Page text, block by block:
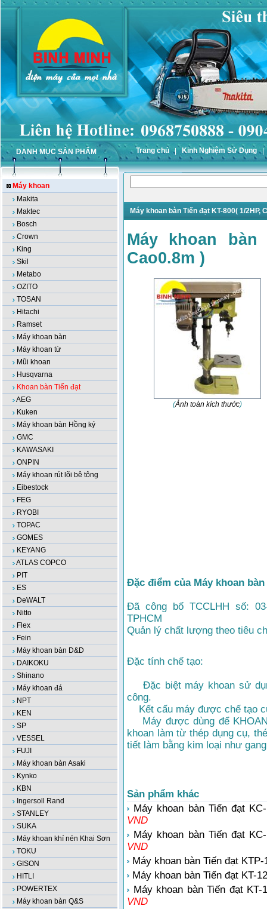
DANH MỤC SẢN PHẨM Trang chủ Kinh Nghiệm Sử Dụng
Máy khoan
Makita
Maktec
Bosch
Crown
King
Skil
Metabo
OZITO
TOSAN
Hitachi
Ramset
Máy khoan bàn
Máy khoan từ
Mũi khoan
Husqvarna
Khoan bàn Tiến đạt
AEG
Kuken
Máy khoan bàn Hồng ký
GMC
KAWASAKI
ONPIN
Máy khoan rút lõi bê tông
Eibestock
FEG
RYOBI
TOPAC
GOMES
KEYANG
ATLAS COPCO
PIT
ES
DeWALT
Nitto
Flex
Fein
Máy khoan bàn D&D
DAIKOKU
Shinano
Máy khoan đá
NPT
KEN
SP
VESSEL
FUJI
Máy khoan bàn Asaki
Kynko
KBN
Ingersoll Rand
STANLEY
SUKA
Máy khoan khí nén Khai Sơn
TOKU
GISON
HITLI
POWERTEX
Máy khoan bàn Q&S
Máy khoan bàn Tiến đạt KT-800( 1/2HP,
Máy khoan bàn
Cao0.8m )
(Ảnh toàn kích thước)
Đặc điểm của Máy khoan
Đã công bố TCCLHH số:
TPHCM
Quản lý chất lượng theo tiêu
Đặc tính chế tạo:
Đặc biệt máy khoan sử
công.
Kết cấu máy được chế tạo
Máy được dùng để
khoan làm từ thép dụng cụ,
tiết làm bằng kim loại như
Sản phẩm khác
Máy khoan bàn Tiến đạt
VND
Máy khoan bàn Tiến đạt
VND
Máy khoan bàn Tiến đạt
Máy khoan bàn Tiến đạt KT-
Máy khoan bàn Tiến đạt
VND